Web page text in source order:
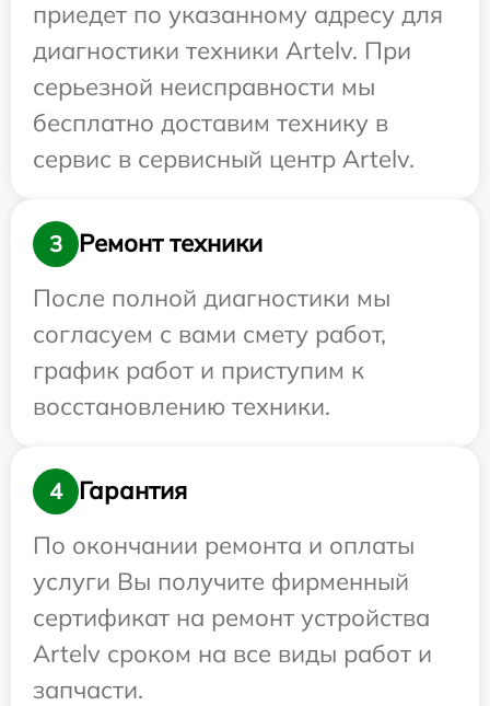
приедет по указанному адресу для
диагностики техники Artelv. При
серьезной неисправности мы
бесплатно доставим технику в
сервис в сервисный центр Artelv.
3
Ремонт техники
После полной диагностики мы
согласуем с вами смету работ,
график работ и приступим к
восстановлению техники.
4
Гарантия
По окончании ремонта и оплаты
услуги Вы получите фирменный
сертификат на ремонт устройства
Artelv сроком на все виды работ и
запчасти.